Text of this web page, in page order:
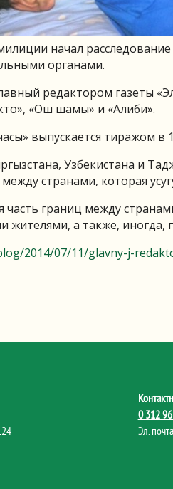
начал
органами.
редактором газеты
«Ош шамы» и «Алиби».
выпускается тиражом в
Узбекистана и
странами, которая
часть границ между
жителями, а также, иногда,
2014/07/11/glavny-j-
0 312
Эл.